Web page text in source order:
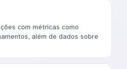
com métricas como
além de dados sobre